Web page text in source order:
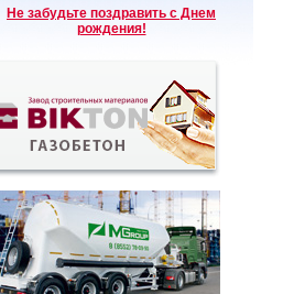
Не забудьте поздравить с Днем
рождения!